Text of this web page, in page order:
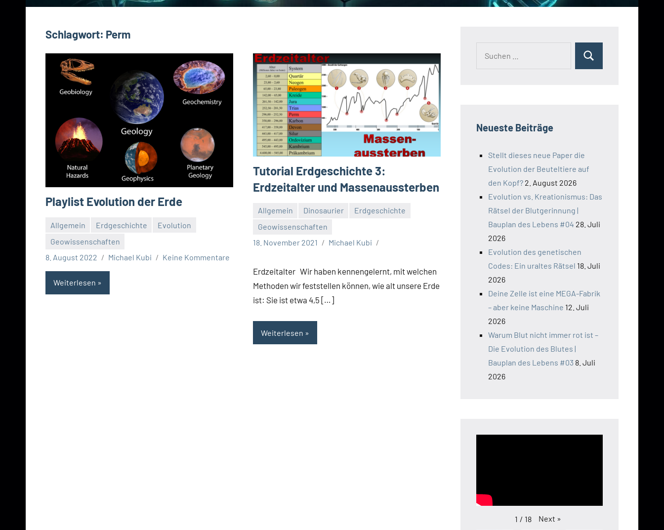
Schlagwort: Perm
Playlist Evolution der Erde
Allgemein Erdgeschichte
Evolution
Geowissenschaften
8. August 2022
Michael Kubi Keine Kommentare
Weiterlesen
Tutorial Erdgeschichte 3:
Erdzeitalter und Massenaussterben
Allgemein Dinosaurier
Erdgeschichte
Geowissenschaften
18. November 2021
Michael Kubi
Erdzeitalter Wir haben kennengelernt, mit welchen
Methoden wir feststellen können, wie alt unsere Erde
ist: Sie ist etwa 4,5 […]
Weiterlesen
Suchen
Neueste Beiträge
Stellt dieses neue Paper die
Evolution der Beuteltiere auf
den Kopf? 2. August 2026
Evolution vs. Kreationismus: Das
Rätsel der Blutgerinnung |
Bauplan des Lebens #04 28. Juli
2026
Evolution des genetischen
Codes: Ein uraltes Rätsel 18. Juli
2026
Deine Zelle ist eine MEGA-Fabrik
– aber keine Maschine 12. Juli
2026
Warum Blut nicht immer rot ist –
Die Evolution des Blutes |
Bauplan des Lebens #03 8. Juli
2026
1 / 18 Next »